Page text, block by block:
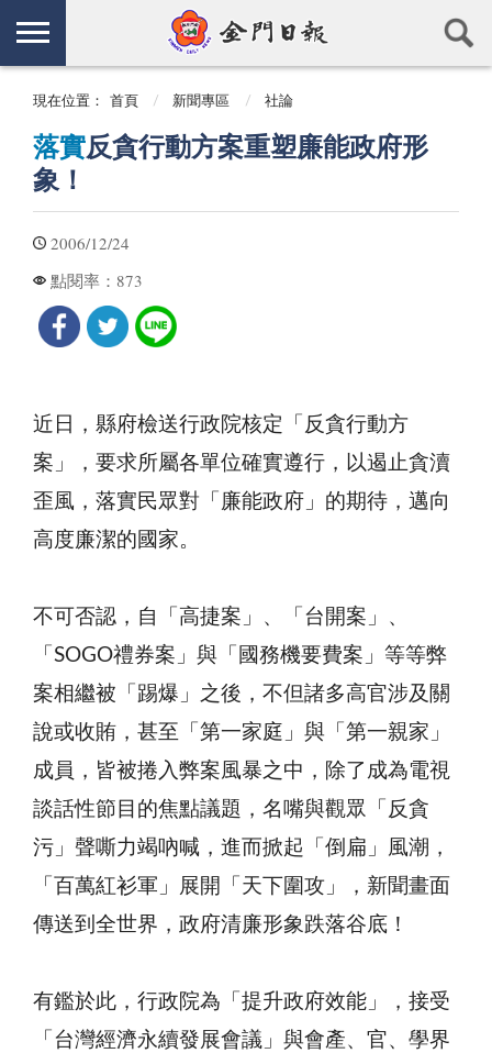
現在位置： 首頁 新聞專區 社論
落實反貪行動方案重塑廉能政府形
象！
2006/12/24
點閱率： 873
近日，縣府檢送行政院核定「反貪行動方
案」，要求所屬各單位確實遵行，以遏止貪瀆
歪風，落實民眾對「廉能政府」的期待，邁向
高度廉潔的國家。
不可否認，自「高捷案」、「台開案」、
「SOGO禮券案」與「國務機要費案」等等弊
案相繼被「踢爆」之後，不但諸多高官涉及關
說或收賄，甚至「第一家庭」與「第一親家」
成員，皆被捲入弊案風暴之中，除了成為電視
談話性節目的焦點議題，名嘴與觀眾「反貪
污」聲嘶力竭吶喊，進而掀起「倒扁」風潮，
「百萬紅衫軍」展開「天下圍攻」，新聞畫面
傳送到全世界，政府清廉形象跌落谷底！
有鑑於此，行政院為「提升政府效能」，接受
「台灣經濟永續發展會議」與會產、官、學界